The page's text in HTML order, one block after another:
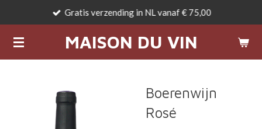
naar
de
MAISON DU VIN
Gratis verzending in NL vanaf € 75,00
Boerenwijn
Rosé